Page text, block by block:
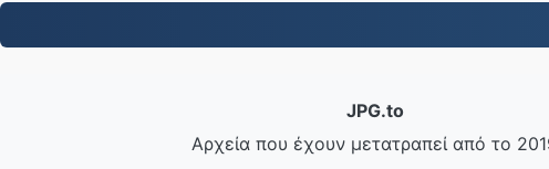
JPG.to
Αρχεία που έχουν μετατραπεί από το